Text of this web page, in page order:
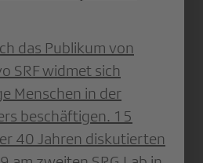
das Publikum von
SRF widmet sich
Menschen in der
beschäftigen. 15
40 Jahren diskutierten